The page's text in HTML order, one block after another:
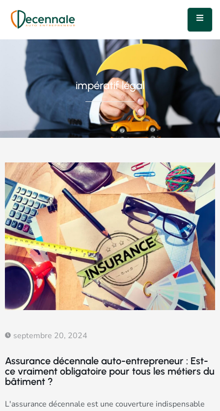
impératif légal
septembre 20, 2024
Assurance décennale auto-entrepreneur : Est-
ce vraiment obligatoire pour tous les métiers du
bâtiment ?
L'assurance décennale est une couverture indispensable